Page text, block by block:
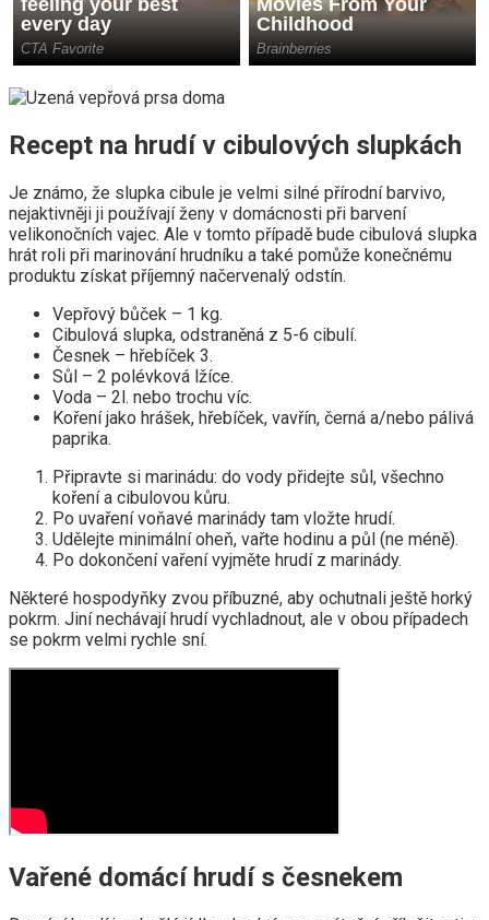
Recept na hrudí v cibulových slupkách
Je známo, že slupka cibule je velmi silné přírodní barvivo,
nejaktivněji ji používají ženy v domácnosti při barvení
velikonočních vajec. Ale v tomto případě bude cibulová slupka
hrát roli při marinování hrudníku a také pomůže konečnému
produktu získat příjemný načervenalý odstín.
Vepřový bůček – 1 kg.
Cibulová slupka, odstraněná z 5-6 cibulí.
Česnek – hřebíček 3.
Sůl – 2 polévková lžíce.
Voda – 2l. nebo trochu víc.
Koření jako hrášek, hřebíček, vavřín, černá a/nebo pálivá
paprika.
Připravte si marinádu: do vody přidejte sůl, všechno
koření a cibulovou kůru.
Po uvaření voňavé marinády tam vložte hrudí.
Udělejte minimální oheň, vařte hodinu a půl (ne méně).
Po dokončení vaření vyjměte hrudí z marinády.
Některé hospodyňky zvou příbuzné, aby ochutnali ještě horký
pokrm. Jiní nechávají hrudí vychladnout, ale v obou případech
se pokrm velmi rychle sní.
Vařené domácí hrudí s česnekem